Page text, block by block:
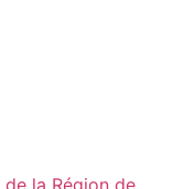
la Région de